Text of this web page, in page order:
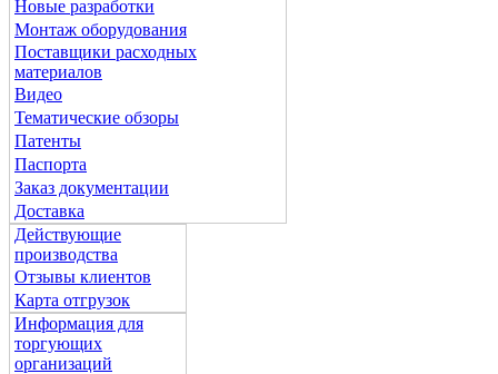
Новые разработки
Монтаж оборудования
Поставщики расходных
материалов
Видео
Тематические обзоры
Патенты
Паспорта
Заказ документации
Доставка
Действующие
производства
Отзывы клиентов
Карта отгрузок
Информация для
торгующих
организаций